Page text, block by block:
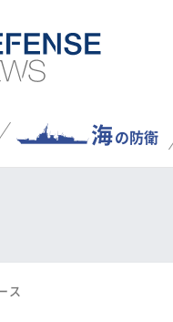
海の防衛
ス